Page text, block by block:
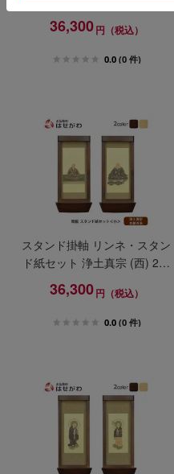
36,300円（税込）
0.0 (0 件)
スタンド掛軸 リンネ・スタン
ド紙セット 浄土真宗 (西) 2幅
両脇 小
36,300円（税込）
0.0 (0 件)